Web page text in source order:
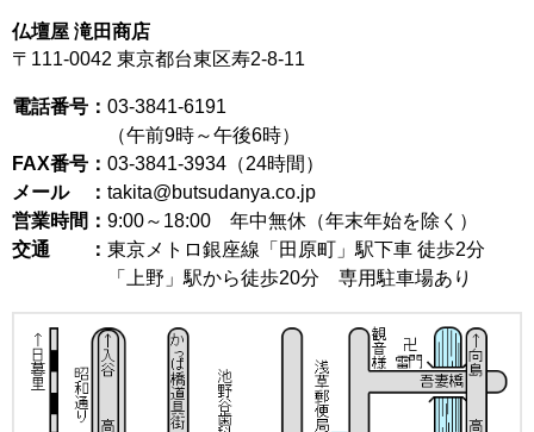
仏壇屋 滝田商店
〒111-0042 東京都台東区寿2-8-11
電話番号： 03-3841-6191
（午前9時～午後6時）
FAX番号： 03-3841-3934（24時間）
メール ： takita@butsudanya.co.jp
営業時間： 9:00～18:00 年中無休（年末年始を除く）
交通 ： 東京メトロ銀座線「田原町」駅下車 徒歩2分
「上野」駅から徒歩20分 専用駐車場あり